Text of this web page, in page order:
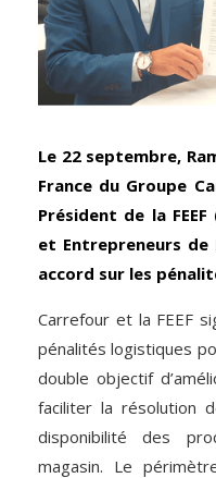
Le 22 septembre,
France du Groupe
Président de la
et Entrepreneurs de
accord sur les
Carrefour et la FEEF
pénalités logistiques
double objectif
faciliter la résolution
disponibilité des
magasin. Le